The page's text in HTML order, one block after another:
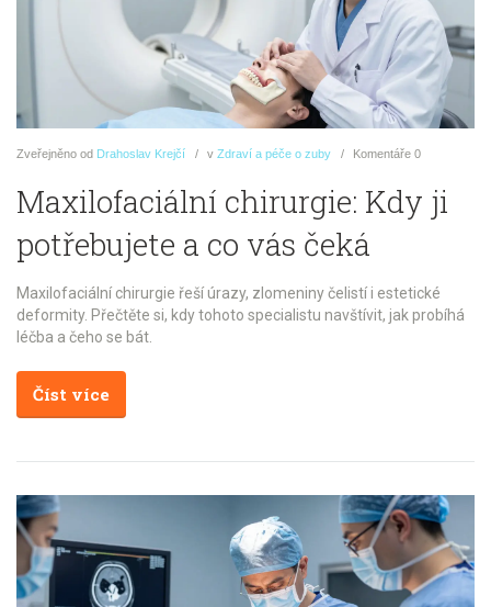
Zveřejněno od Drahoslav Krejčí v Zdraví a péče o zuby Komentáře 0
Maxilofaciální chirurgie: Kdy ji
potřebujete a co vás čeká
Maxilofaciální chirurgie řeší úrazy, zlomeniny čelistí i estetické
deformity. Přečtěte si, kdy tohoto specialistu navštívit, jak probíhá
léčba a čeho se bát.
Číst více